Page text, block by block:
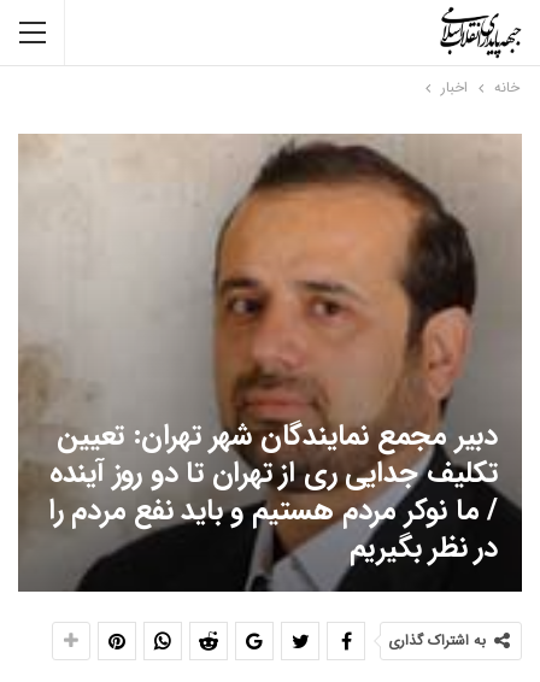
خانه اخبار
دبیر مجمع نمایندگان شهر تهران: تعیین
تکلیف جدایی ری از تهران تا دو روز آینده
/ ما نوکر مردم هستیم و باید نفع مردم را
در نظر بگیریم
به اشتراک گذاری